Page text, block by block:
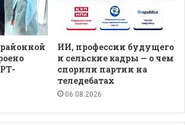
ИИ, профессии будущего
и сельские кадры — о чем
спорили партии на
теледебатах
06.08.2026